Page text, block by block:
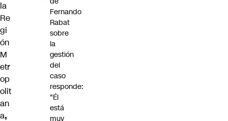
la
Re
gi
ón
M
etr
op
olit
an
a,
Fernando
Rabat
sobre
la
gestión
del
caso
responde:
"Él
está
muy